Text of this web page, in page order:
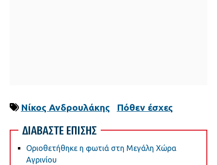
Νίκος Ανδρουλάκης Πόθεν έσχες
ΔΙΑΒΑΣΤΕ ΕΠΙΣΗΣ
Οριοθετήθηκε η φωτιά στη Μεγάλη Χώρα
Αγρινίου